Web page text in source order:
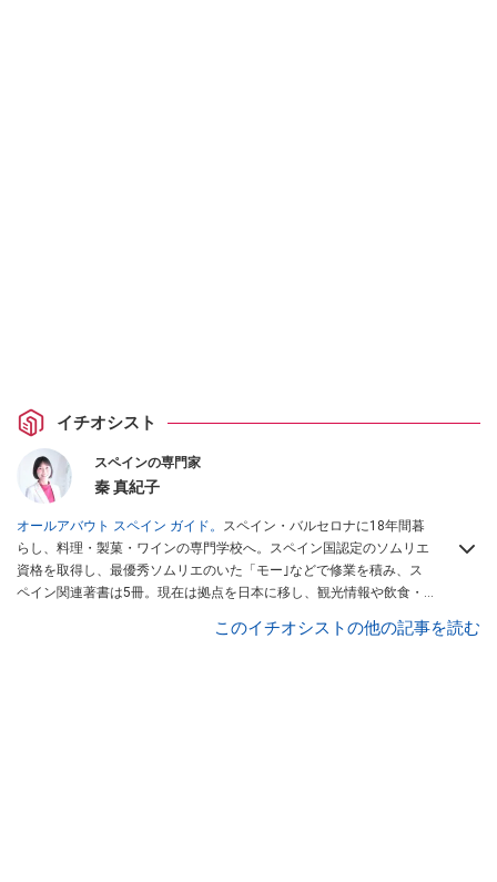
イチオシスト
スペインの専門家
秦 真紀子
オールアバウト スペイン ガイド。 スペイン・バルセロナに18年間暮
らし、料理・製菓・ワインの専門学校へ。スペイン国認定のソムリエ
資格を取得し、最優秀ソムリエのいた「モー｣などで修業を積み、ス
ペイン関連著書は5冊。現在は拠点を日本に移し、観光情報や飲食・
など、食品・スイーツ販売チェーンのおすすめ商
このイチオシストの他の記事を読む